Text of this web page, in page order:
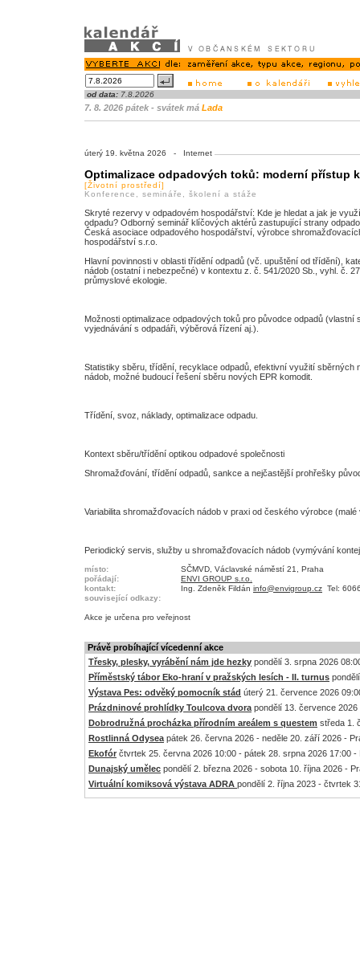
od data: 7.8.2026
7. 8. 2026 pátek - svátek má Lada
úterý 19. května 2026 - Internet
Optimalizace odpadových toků: moderní přístup
[Životní prostředí]
Konference, semináře, školení a stáže
Skryté rezervy v odpadovém hospodářství: Kde je hledat a jak je
odpadu? Odborný seminář klíčových aktérů zastupující strany
Česká asociace odpadového hospodářství, výrobce
hospodářství s.r.o.
Hlavní povinnosti v oblasti třídění odpadů (vč. upuštění od třídění),
nádob (ostatní i nebezpečné) v kontextu z. č. 541/2020 Sb., vyhl. č.
průmyslové ekologie.
Možnosti optimalizace odpadových toků pro původce odpadů
vyjednávání s odpadáři, výběrová řízení aj.).
Statistiky sběru, třídění, recyklace odpadů, efektivní využití
nádob, možné budoucí řešení sběru nových EPR komodit.
Třídění, svoz, náklady, optimalizace odpadu.
Kontext sběru/třídění optikou odpadové společnosti
Shromažďování, třídění odpadů, sankce a nejčastější prohřešky
Variabilita shromažďovacích nádob v praxi od českého výrobce
Periodický servis, služby u shromažďovacích nádob (vymývání
místo:
SČMVD, Václavské náměstí 21, Praha
pořádají:
ENVI GROUP s.r.o.
kontakt:
Ing. Zdeněk Fildán info@envigroup.cz Tel:
související odkazy:
Akce je určena pro veřejnost
Právě probíhající vícedenní akce
Třesky, plesky, vyrábění nám jde hezky pondělí 3. srpna 2026
Příměstský tábor Eko-hraní v pražských lesích - II. turnus
Výstava Pes: odvěký pomocník stád úterý 21. července 2026
Prázdninové prohlídky Toulcova dvora pondělí 13. července
Dobrodružná procházka přírodním areálem s questem středa 1.
Rostlinná Odysea pátek 26. června 2026 - neděle 20. září 2026 -
Ekofór čtvrtek 25. června 2026 10:00 - pátek 28. srpna 2026 17:00 -
Dunajský umělec pondělí 2. března 2026 - sobota 10. října 2026 -
Virtuální komiksová výstava ADRA pondělí 2. října 2023 - čtvrtek